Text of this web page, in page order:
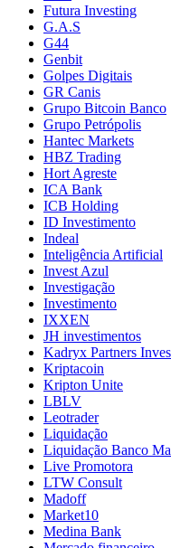
Futura Investing
G.A.S
G44
Genbit
Golpes Digitais
GR Canis
Grupo Bitcoin Banco
Grupo Petrópolis
Hantec Markets
HBZ Trading
Hort Agreste
ICA Bank
ICB Holding
ID Investimento
Indeal
Inteligência Artificial
Invest Azul
Investigação
Investimento
IXXEN
JH investimentos
Kadryx Partners
Kriptacoin
Kripton Unite
LBLV
Leotrader
Liquidação
Liquidação Banco
Live Promotora
LTW Consult
Madoff
Market10
Medina Bank